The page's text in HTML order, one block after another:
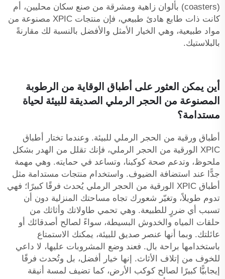
(coasters) بألوان زاهية ومشرقة من صنع سكان محليين، أم
كانت ذات طابع هادئ طبيعي، فإن منتجات XPIC مصنوعة من
مواد طبيعية، وهي الخيار الأمثل والأفضل بالنسبة لك مقارنةً
بالبلاستيك.
أين يمكن العثور على أطباق الوقاية من الرطوبة
المصنوعة من الحجر الرملي الصديقة للبيئة لحياة
مستدامة؟
أطباق ورقية من الحجر الرملي للبيئة. وعندما تختار أطباق
XPIC الورقية من الحجر الرملي، فإنك تقلل من الهدر بشكل
ملحوظ، وتدعم صحة كوكبنا، وتساعد في حمايته. وهي مهمة
جدًّا عند استضافة الضيوف. واستخدام منتجات مستدامة مثل
أطباق XPIC الورقية من الحجر الرملي يُحدث فرقًا كبيرًا؛ فهي
تدوم طويلاً، وتغيّر شعورك تجاه مساحتك المنزلية دون أن
تسبب أي ضررٍ للطبيعة. وهي تحمي طاولاتك وأثاثك من
حلقات المياه والخدوش البسيطة، سواءً لصالح أصدقائك أو
عائلتك. وبما أنها عنصر صديق للبيئة، يمكنك الاستمتاع
باستخدامها براحة بال. فعند وضع المشروبات عليها، لا داعي
للخوف من إتلاف الأثاث. إنها خيار أفضل، بل وتُحدث فرقًا
إيجابيًّا كبيرًا لصالح كوكب الأرض، كما تضيف لمسة أنيقة